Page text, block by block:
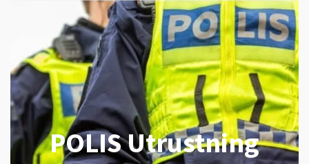
POLIS Utrustning